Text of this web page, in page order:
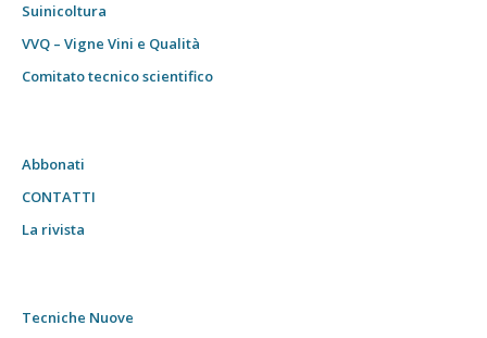
Suinicoltura
VVQ – Vigne Vini e Qualità
Comitato tecnico scientifico
Abbonati
CONTATTI
La rivista
Tecniche Nuove